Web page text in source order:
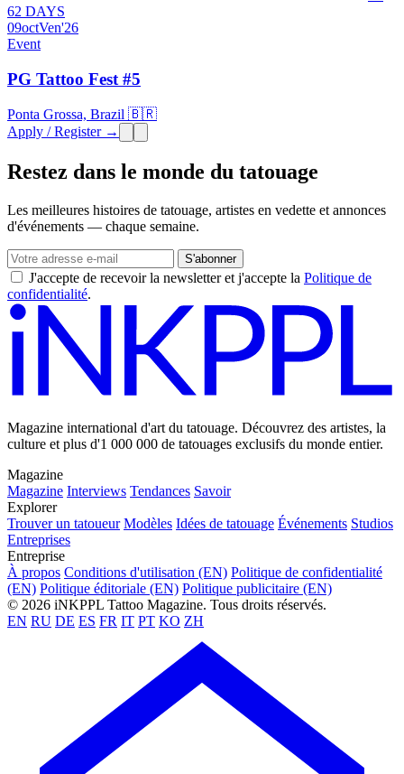
62 DAYS
09octVen'26
Event
PG Tattoo Fest #5
Ponta Grossa, Brazil 🇧🇷
Apply / Register →
Restez dans le monde du tatouage
Les meilleures histoires de tatouage, artistes en vedette et annonces
d'événements — chaque semaine.
S'abonner
J'accepte de recevoir la newsletter et j'accepte la Politique de
confidentialité.
Magazine international d'art du tatouage. Découvrez des artistes, la
culture et plus d'1 000 000 de tatouages exclusifs du monde entier.
Magazine
Magazine Interviews Tendances Savoir
Explorer
Trouver un tatoueur Modèles Idées de tatouage Événements Studios
Entreprises
Entreprise
À propos Conditions d'utilisation (EN) Politique de confidentialité
(EN) Politique éditoriale (EN) Politique publicitaire (EN)
© 2026 iNKPPL Tattoo Magazine. Tous droits réservés.
EN RU DE ES FR IT PT KO ZH